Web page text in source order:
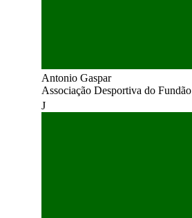
Antonio Gaspar
Associação Desportiva do Fundão
J